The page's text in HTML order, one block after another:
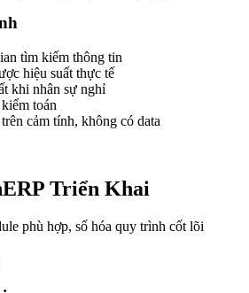
tìm kiếm thông tin
hiệu suất thực tế
khi nhân sự nghỉ
toán
cảm tính, không có data
Triển Khai
phù hợp, số hóa quy trình cốt lõi